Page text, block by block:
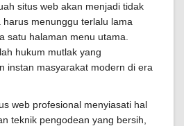
situs web akan menjadi tidak
menunggu terlalu lama
satu halaman menu utama.
hukum mutlak yang
instan masyarakat modern di era
web profesional menyiasati hal
teknik pengodean yang bersih,